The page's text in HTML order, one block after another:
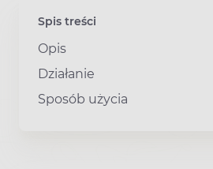
Spis treści
Opis
Działanie
Sposób użycia